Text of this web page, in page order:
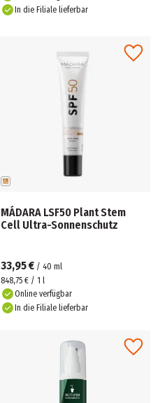
In die Filiale lieferbar
MÁDARA LSF50 Plant Stem
Cell Ultra-Sonnenschutz
33,95 € / 40 ml
848,75 € / 1 l
Online verfügbar
In die Filiale lieferbar